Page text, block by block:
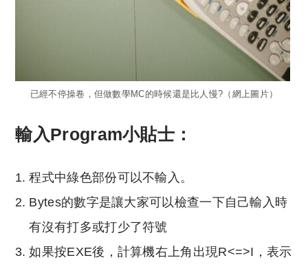
已經不停操卷，但做數學MC的時候還是比人慢?（網上圖片）
輸入Program小貼士：
程式中綠色部份可以不輸入。
Bytes的數字是讓大家可以檢查一下自己輸入時
有沒有打多或打少了符號
如果按EXE後，計算機右上角出現R<=>I，表示